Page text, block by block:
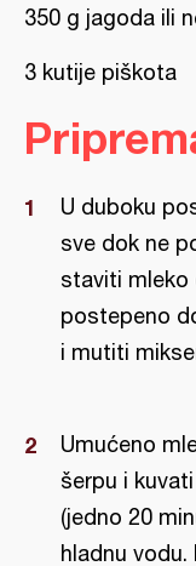
350 g jagoda ili
3 kutije piškota
U duboku
sve dok ne
staviti mleko
postepeno
i mutiti
Umućeno
šerpu i
(jedno 20
hladnu